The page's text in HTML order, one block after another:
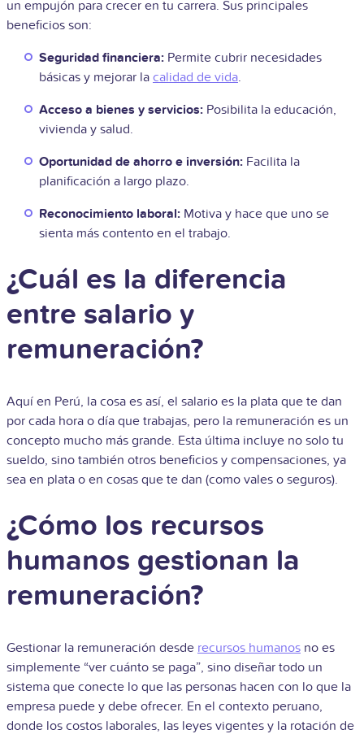
un empujón para crecer en tu carrera. Sus principales
beneficios son:
Seguridad financiera: Permite cubrir necesidades
básicas y mejorar la calidad de vida.
Acceso a bienes y servicios: Posibilita la educación,
vivienda y salud.
Oportunidad de ahorro e inversión: Facilita la
planificación a largo plazo.
Reconocimiento laboral: Motiva y hace que uno se
sienta más contento en el trabajo.
¿Cuál es la diferencia
entre salario y
remuneración?
Aquí en Perú, la cosa es así, el salario es la plata que te dan
por cada hora o día que trabajas, pero la remuneración es un
concepto mucho más grande. Esta última incluye no solo tu
sueldo, sino también otros beneficios y compensaciones, ya
sea en plata o en cosas que te dan (como vales o seguros).
¿Cómo los recursos
humanos gestionan la
remuneración?
Gestionar la remuneración desde recursos humanos no es
simplemente “ver cuánto se paga”, sino diseñar todo un
sistema que conecte lo que las personas hacen con lo que la
empresa puede y debe ofrecer. En el contexto peruano,
donde los costos laborales, las leyes vigentes y la rotación de